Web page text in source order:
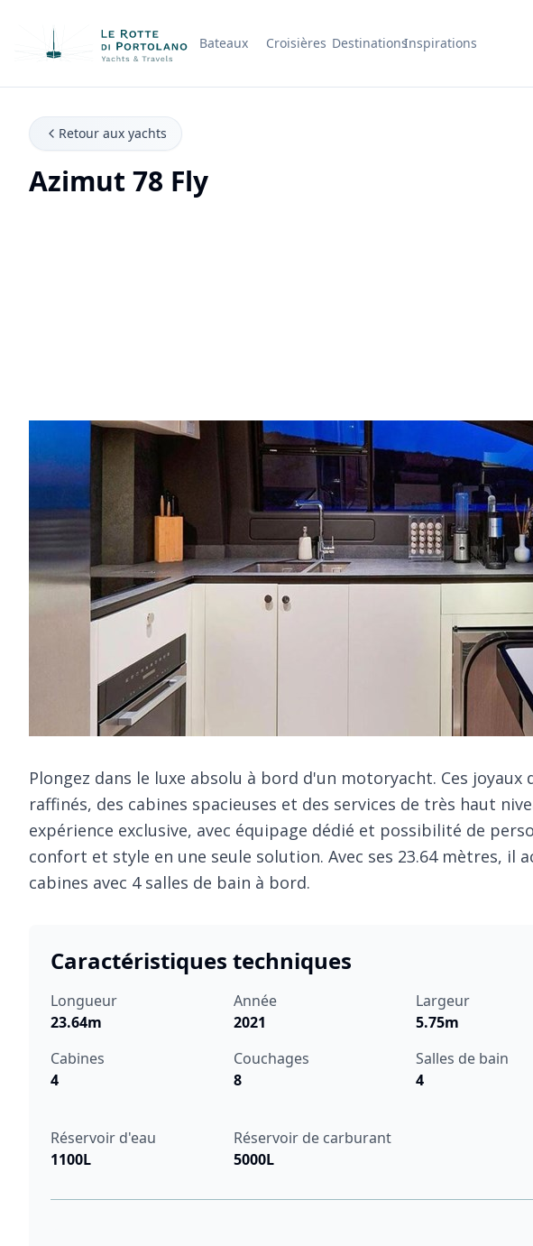
Nom de l'entreprise Bateaux Croisières DestinationsInspirations
Retour aux yachts
Azimut 78 Fly
Plongez dans le luxe absolu à bord d'un motoryacht. Ces
raffinés, des cabines spacieuses et des services de très haut
expérience exclusive, avec équipage dédié et possibilité de
confort et style en une seule solution. Avec ses 23.64 mètres, il
cabines avec 4 salles de bain à bord.
Caractéristiques techniques
Longueur
23.64m
Année
2021
Largeur
5.75m
Cabines
4
Couchages
8
Salles de bain
4
Réservoir d'eau
1100L
Réservoir de carburant
5000L